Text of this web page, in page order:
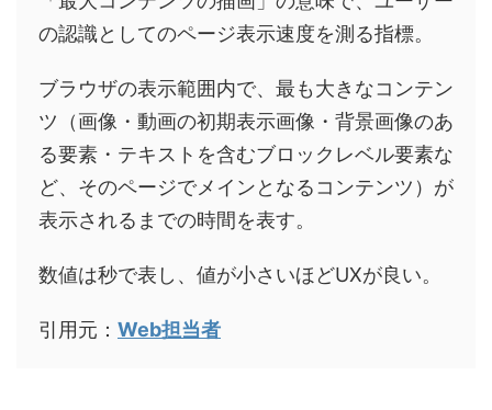
の認識としてのページ表示速度を測る指標。
ブラウザの表示範囲内で、最も大きなコンテン
ツ（画像・動画の初期表示画像・背景画像のあ
る要素・テキストを含むブロックレベル要素な
ど、そのページでメインとなるコンテンツ）が
表示されるまでの時間を表す。
数値は秒で表し、値が小さいほどUXが良い。
引用元： Web担当者